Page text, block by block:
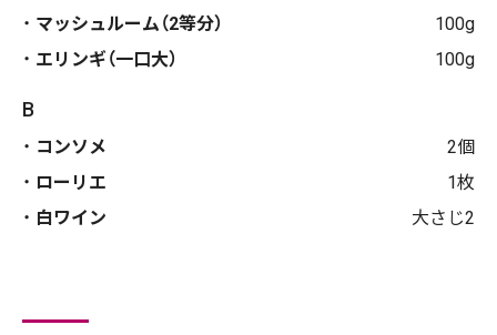
マッシュルーム（2等分）
100g
エリンギ（一口大）
100g
B
コンソメ
2個
ローリエ
1枚
白ワイン
大さじ2